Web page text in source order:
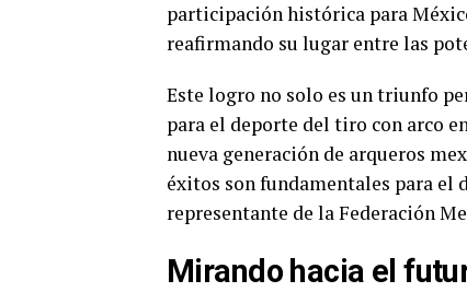
participación histórica para
reafirmando su lugar entre las
Este logro no solo es un triunfo
para el deporte del tiro con arco
nueva generación de arqueros
éxitos son fundamentales para el
representante de la Federación
Mirando hacia el